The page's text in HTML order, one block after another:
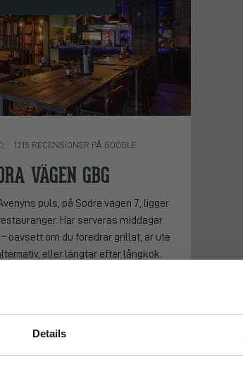
Details
1215 RECENSIONER PÅ GOOGLE
VÄGEN GBG
puls, på Södra vägen 7, ligger
Här serveras middagar
oavsett om du föredrar grillat, är ute
eller längtar efter långkok.
FOR UPDATES?